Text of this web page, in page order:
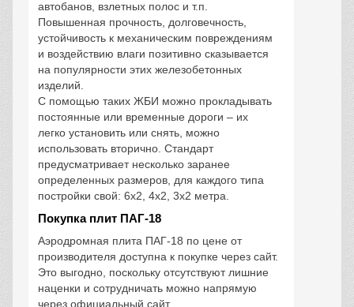
автобанов, взлетных полос и т.п.
Повышенная прочность, долговечность,
устойчивость к механическим повреждениям
и воздействию влаги позитивно сказывается
на популярности этих железобетонных
изделий.
С помощью таких ЖБИ можно прокладывать
постоянные или временные дороги – их
легко установить или снять, можно
использовать вторично. Стандарт
предусматривает несколько заранее
определенных размеров, для каждого типа
постройки свой: 6х2, 4х2, 3х2 метра.
Покупка плит ПАГ-18
Аэродромная плита ПАГ-18 по цене от
производителя доступна к покупке через сайт.
Это выгодно, поскольку отсутствуют лишние
наценки и сотрудничать можно напрямую
через официальный сайт.